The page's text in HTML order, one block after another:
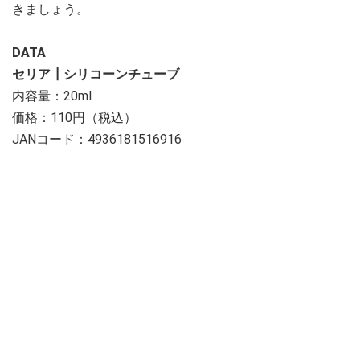
きましょう。
DATA
セリア┃シリコーンチューブ
内容量：20ml
価格：110円（税込）
JANコード：4936181516916